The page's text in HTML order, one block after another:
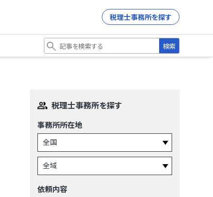
税理士事務所を探す
検索
税理士事務所を探す
事務所所在地
依頼内容